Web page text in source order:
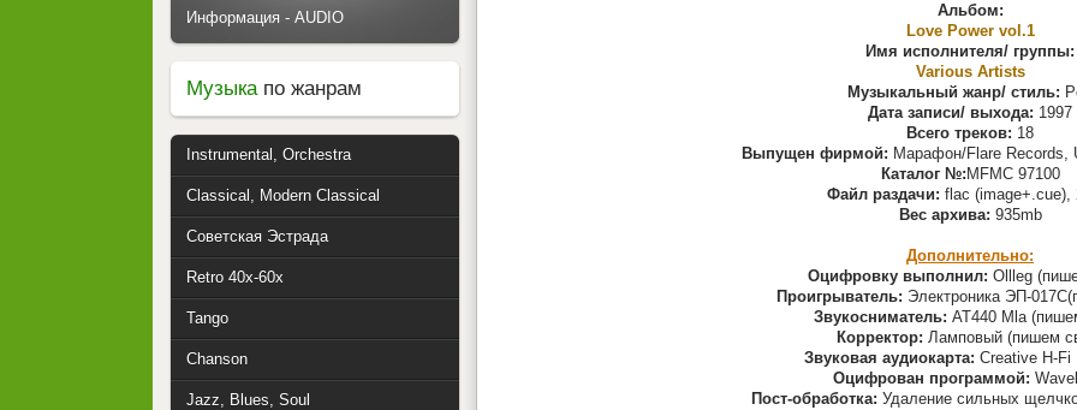
Альбом:
Love Power vol.1
Имя исполнителя/ группы:
Various Artists
Музыкальный жанр/ стиль:
Дата записи/ выхода: 1997
Всего треков: 18
Выпущен фирмой: Марафон/Flare Records,
Каталог №: MFMC 97100
Файл раздачи: flac (image+.cue),
Вес архива: 935mb
Дополнительно:
Оцифровку выполнил: Ollleg
Проигрыватель: Электроника ЭП-
Звукосниматель: AT440 Mla
Корректор: Ламповый (пишем
Звуковая аудиокарта: Creative H-Fi
Оцифрован программой:
Пост-обработка: Удаление сильных
Информация - AUDIO
Музыкапо жанрам
Instrumental, Orchestra
Classical, Modern Classical
Советская Эстрада
Retro 40x-60x
Tango
Chanson
Jazz, Blues, Soul